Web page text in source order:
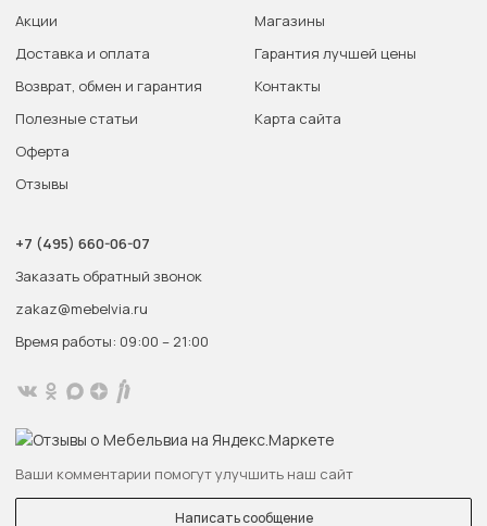
Акции
Доставка и оплата
Возврат, обмен и гарантия
Полезные статьи
Оферта
Отзывы
Магазины
Гарантия лучшей цены
Контакты
Карта сайта
+7 (495) 660-06-07
Заказать обратный звонок
zakaz@mebelvia.ru
Время работы: 09:00 – 21:00
Ваши комментарии помогут улучшить наш сайт
Написать сообщение